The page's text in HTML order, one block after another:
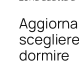
dormire